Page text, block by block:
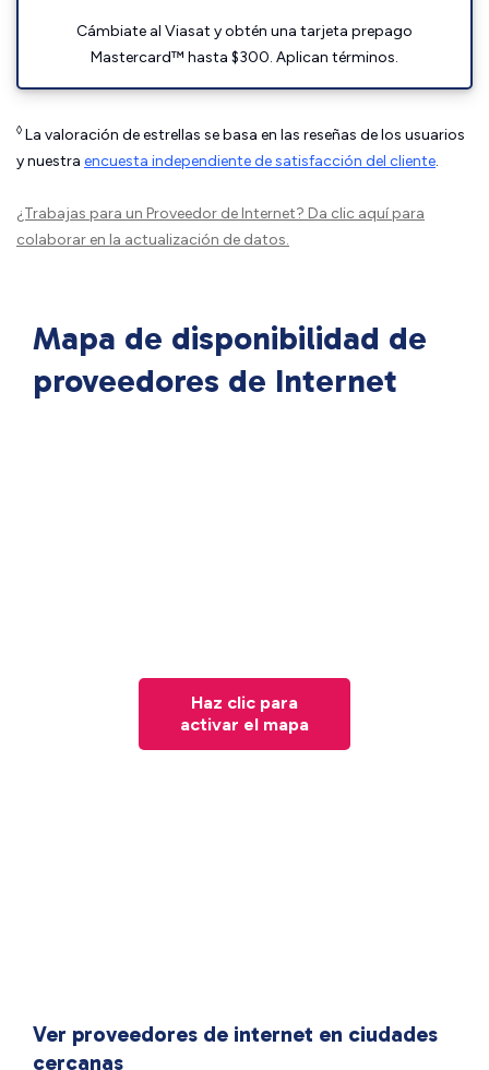
Cámbiate al Viasat y obtén una tarjeta prepago
Mastercard™ hasta $300. Aplican términos.
◊ La valoración de estrellas se basa en las reseñas de los usuarios
y nuestra encuesta independiente de satisfacción del cliente.
¿Trabajas para un Proveedor de Internet? Da clic aquípara
colaborar en la actualización de datos.
Mapa de disponibilidad de
proveedores de Internet
Haz clic para
activar el mapa
Ver proveedores de internet en ciudades
cercanas